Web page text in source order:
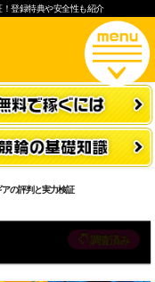
登録特典や安全性も紹介
アの評判と実力検証
調査済み